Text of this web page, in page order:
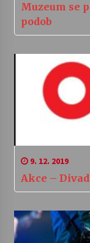
Muzeum se
podob
9. 12. 2019
Akce –